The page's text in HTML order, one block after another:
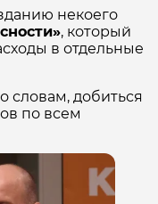
некоего
, который
в отдельные
словам, добиться
по всем